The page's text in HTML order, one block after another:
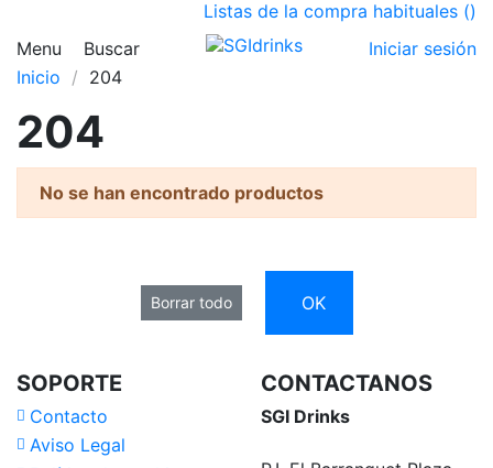
Listas de la compra habituales ()
Menu
Buscar
Iniciar sesión
Inicio
204
204
No se han encontrado productos
Borrar todo OK
SOPORTE
Contacto
Aviso Legal
CONTACTANOS
SGI Drinks